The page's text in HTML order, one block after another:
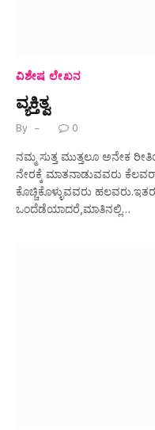
ವಿಶೇಷ ಲೇಖನ
ವ್ಯಕ್ತಿತ್ವ
By 0
ನಮ್ಮ ಸುತ್ತ ಮುತ್ತಲೂ ಅನೇಕ
ನೇರಕ್ಕೆ ಮಾತನಾಡುವವರು
ಕೊಚ್ಚಿಕೊಳ್ಳುವವರು
ಒಂದೆಡೆಯಾದರೆ,ಮಾತಿನಲ್ಲಿ…